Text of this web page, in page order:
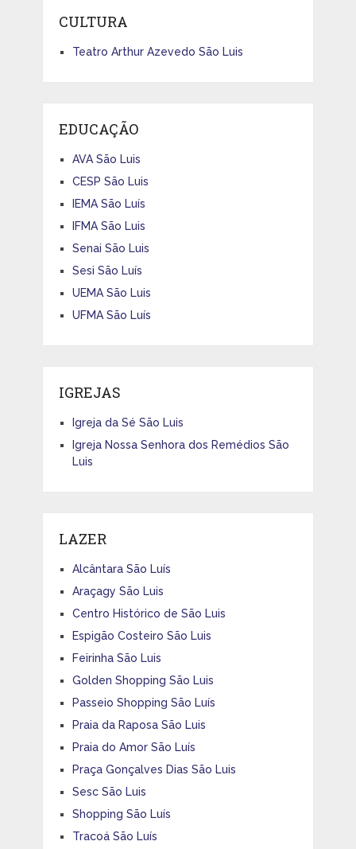
CULTURA
Teatro Arthur Azevedo São Luis
EDUCAÇÃO
AVA São Luis
CESP São Luis
IEMA São Luís
IFMA São Luis
Senai São Luis
Sesi São Luís
UEMA São Luis
UFMA São Luís
IGREJAS
Igreja da Sé São Luis
Igreja Nossa Senhora dos Remédios São
Luis
LAZER
Alcântara São Luís
Araçagy São Luis
Centro Histórico de São Luis
Espigão Costeiro São Luis
Feirinha São Luis
Golden Shopping São Luis
Passeio Shopping São Luís
Praia da Raposa São Luis
Praia do Amor São Luís
Praça Gonçalves Dias São Luis
Sesc São Luis
Shopping São Luís
Tracoá São Luís